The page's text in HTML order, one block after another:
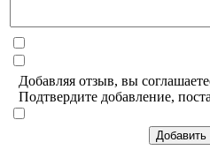
Добавляя отзыв, вы
Подтвердите добавление,
Добавить